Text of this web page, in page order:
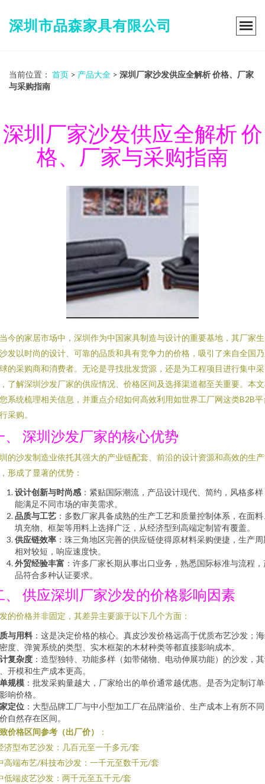
深圳市品森家具有限公司
当前位置： 首页 > 产品大全 > 深圳厂家沙发供应全解析 价格、厂家
与采购指南
深圳厂家沙发供应全解析 价
格、厂家与采购指南
今的家居市场中，深圳作为中国家具制造与设计的重要基地，其厂家
发以时尚的设计、可靠的品质和具有竞争力的价格，吸引了来自全国
的采购商和消费者。无论是寻找批发货源，还是为工程项目进行集中采
了解深圳沙发厂家的供应情况、价格区间及选择渠道都至关重要。本
系统梳理相关信息，并重点介绍如何高效利用如世界工厂网这类B2B平
采购。
、 深圳沙发厂家的核心优势
的沙发制造业依托其强大的产业链配套、前沿的设计资源和高效的生
形成了显著的优势：
设计创新与时尚感 ：紧贴国际潮流，产品设计现代、简约，风格多
能满足不同市场的审美需求。
品质与工艺 ：多数厂家具备成熟的生产工艺和质量控制体系，在面料
填充物、框架等用料上选择广泛，从经济型到高端定制皆有覆盖。
供应链效率 ：珠三角地区完善的供应链使得原材料采购便捷，生产周
相对较短，响应速度快。
外贸经验丰富 ：许多厂家长期从事出口业务，熟悉国际标准与流程，
品符合多种认证要求。
、 供应深圳厂家沙发的价格影响因素
的价格并非固定，其差异主要源于以下几个方面：
与用料 ：这是决定价格的核心。真皮沙发价格远高于优质布艺沙发；
度、弹簧系统的类型、实木框架的木材种类等都直接影响成本。
复杂度 ：造型独特、功能多样（如带储物、电动伸展功能）的沙发，
开模和生产成本更高。
规模 ：批发采购量越大，厂家给出的单价通常越优惠。是否为定制订
响价格。
定位 ：大型品牌工厂与中小型加工厂在品牌溢价、生产成本上有所不
自然存在区间。
价格区间参考（出厂价）
：
济型布艺沙发：几百元至一千多元/套
高端布艺/科技布沙发：一千元至数千元/套
低端皮艺沙发：两千元至五千元/套